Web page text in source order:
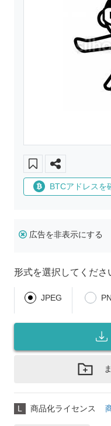
BTCアドレスを
広告を非表示にする
形式を選択してくださ
JPEG
L 商品化ライセンス